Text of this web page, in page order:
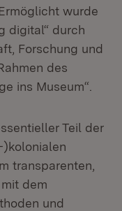
wurde
digital“ durch
Forschung und
des
ins Museum“.
in neuem Fenster)
Teil der
transparenten,
dem
und